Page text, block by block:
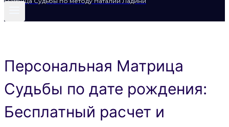
Персональная Матрица
Судьбы по дате рождения:
Бесплатный расчет и